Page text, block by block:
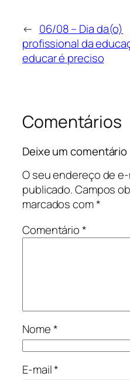
← 06/08 – Dia da(o)
profissional da
educar é preciso
Comentários
Deixe um comentário
O seu endereço de
publicado.Campos
marcados com*
Comentário*
Nome*
E-mail*